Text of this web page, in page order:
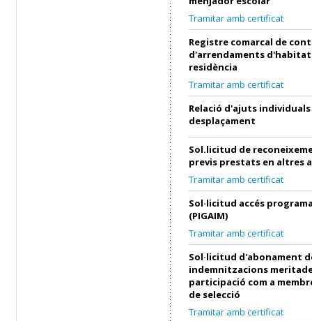
Tramitar amb certificat
Registre comarcal de
d'arrendaments
residència
Tramitar amb certificat
Relació d'ajuts
desplaçament
Sol.licitud de
previs prestats en altres
Tramitar amb certificat
Sol·licitud accés
(PIGAIM)
Tramitar amb certificat
Sol·licitud d'abonament
indemnitzacions
participació com a
de selecció
Tramitar amb certificat